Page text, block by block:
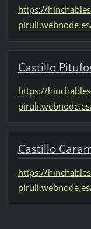
https://
Castillo
https://
Castillo
https://